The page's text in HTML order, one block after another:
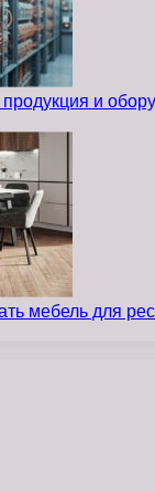
продукция и
мебель для